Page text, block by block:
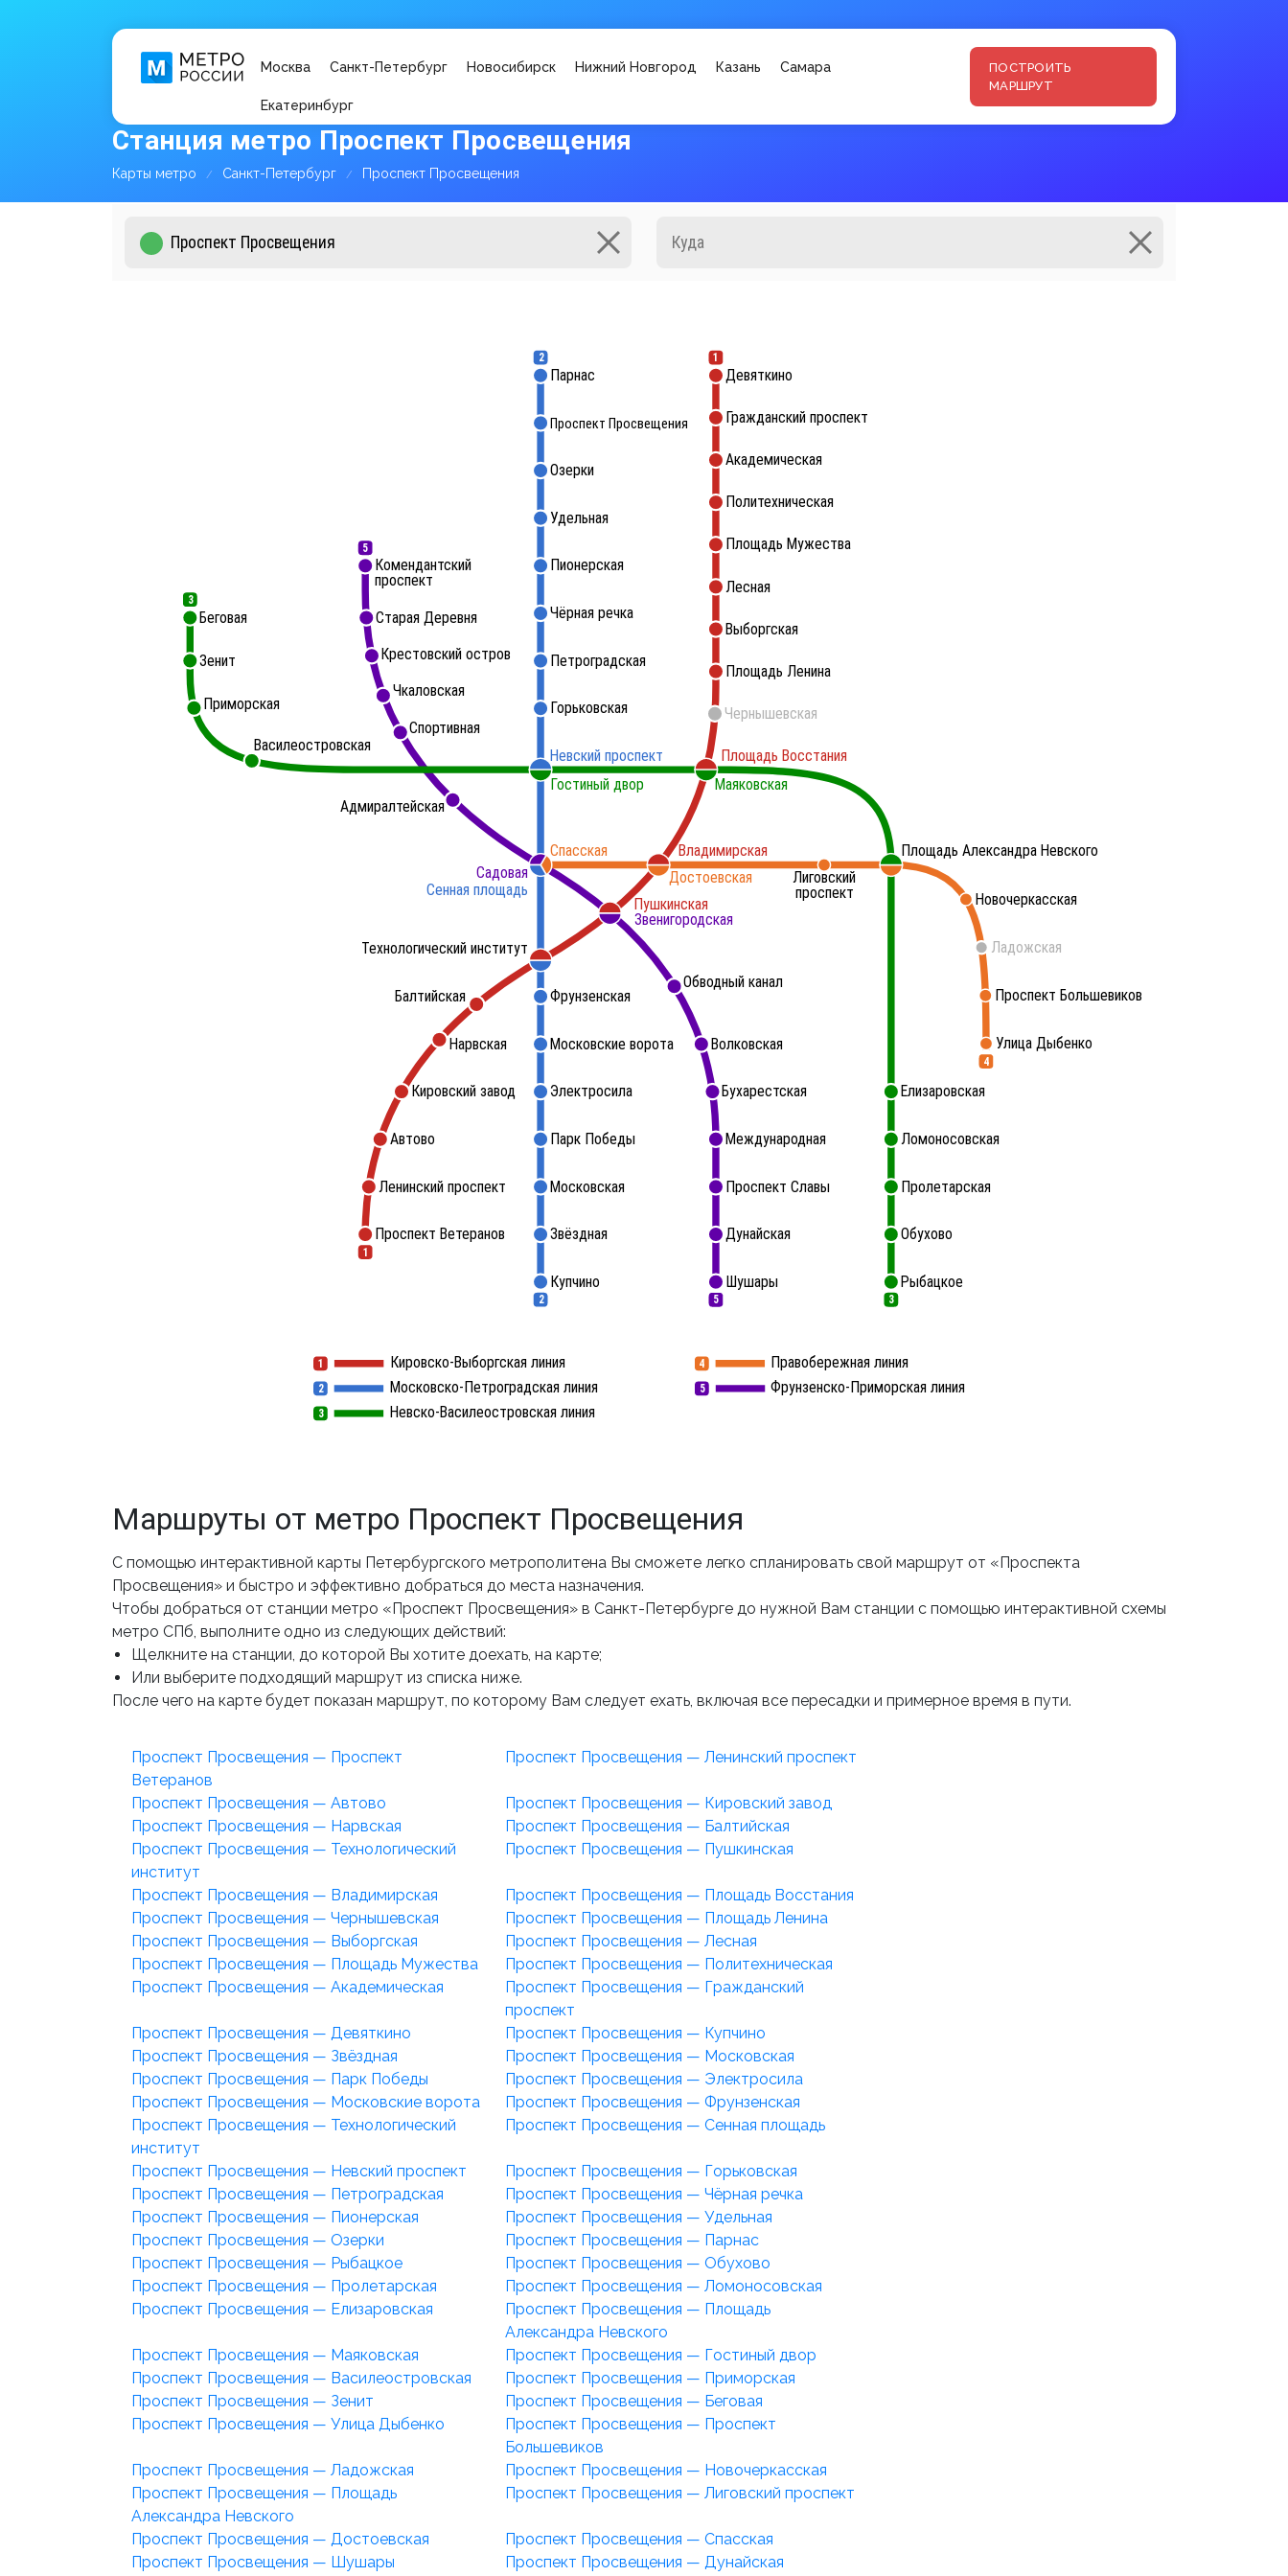
Москва Санкт-Петербург Новосибирск Нижний Новгород Казань Самара
Екатеринбург
ПОСТРОИТЬ
МАРШРУТ
Станция метро Проспект Просвещения
Карты метро Санкт-Петербург Проспект Просвещения
Кировско-Выборгская линия
Московско-Петроградская линия
Невско-Василеостровская линия
Правобережная линия
1
2
3
4
Фрунзенско-Приморская линия
5
1
2
3
1
2 5 3
4
3
5
2 1
Проспект Ветеранов
Балтийская
Московские ворота Волковская
Обводный канал
Бухарестская
Международная
Достоевская
Владимирская
Лиговский
проспект
Спасская
Садовая
Сенная площадь
Звенигородская
Пушкинская
Ленинский проспект
Автово
Кировский завод
Нарвская
Технологический институт
Купчино
Звёздная
Московская
Фрунзенская
Парк Победы
Электросила
Адмиралтейская
Спортивная
Василеостровская
Приморская
Чкаловская
Крестовский остров
Старая Деревня
Комендантский
проспект
Невский проспект
Гостиный двор Маяковская
Площадь Восстания
Площадь Александра Невского
Новочеркасская
Ладожская
Проспект Большевиков
Улица Дыбенко
Рыбацкое
Обухово
Пролетарская
Ломоносовская
Елизаровская
Горьковская
Петроградская
Чёрная речка
Пионерская
Удельная
Озерки
Проспект Просвещения
Парнас
Чернышевская
Площадь Ленина
Выборгская
Лесная
Площадь Мужества
Политехническая
Академическая
Гражданский проспект
Девяткино
Зенит
Беговая
Проспект Славы
Дунайская
Шушары
Маршруты от метро Проспект Просвещения
С помощью интерактивной карты Петербургского метрополитена Вы сможете легко спланировать свой маршрут от «Проспекта
Просвещения» и быстро и эффективно добраться до места назначения.
Чтобы добраться от станции метро «Проспект Просвещения» в Санкт-Петербурге до нужной Вам станции с помощью интерактивной схемы
метро СПб, выполните одно из следующих действий:
Щелкните на станции, до которой Вы хотите доехать, на карте;
Или выберите подходящий маршрут из списка ниже.
После чего на карте будет показан маршрут, по которому Вам следует ехать, включая все пересадки и примерное время в пути.
Проспект Просвещения — Проспект
Ветеранов
Проспект Просвещения — Ленинский проспект
Проспект Просвещения — Автово
Проспект Просвещения — Кировский завод
Проспект Просвещения — Нарвская
Проспект Просвещения — Балтийская
Проспект Просвещения — Технологический
институт
Проспект Просвещения — Пушкинская
Проспект Просвещения — Владимирская
Проспект Просвещения — Площадь Восстания
Проспект Просвещения — Чернышевская
Проспект Просвещения — Площадь Ленина
Проспект Просвещения — Выборгская
Проспект Просвещения — Лесная
Проспект Просвещения — Площадь Мужества
Проспект Просвещения — Политехническая
Проспект Просвещения — Академическая
Проспект Просвещения — Гражданский
проспект
Проспект Просвещения — Девяткино
Проспект Просвещения — Купчино
Проспект Просвещения — Звёздная
Проспект Просвещения — Московская
Проспект Просвещения — Парк Победы
Проспект Просвещения — Электросила
Проспект Просвещения — Московские ворота
Проспект Просвещения — Фрунзенская
Проспект Просвещения — Технологический
институт
Проспект Просвещения — Сенная площадь
Проспект Просвещения — Невский проспект
Проспект Просвещения — Горьковская
Проспект Просвещения — Петроградская
Проспект Просвещения — Чёрная речка
Проспект Просвещения — Пионерская
Проспект Просвещения — Удельная
Проспект Просвещения — Озерки
Проспект Просвещения — Парнас
Проспект Просвещения — Рыбацкое
Проспект Просвещения — Обухово
Проспект Просвещения — Пролетарская
Проспект Просвещения — Ломоносовская
Проспект Просвещения — Елизаровская
Проспект Просвещения — Площадь
Александра Невского
Проспект Просвещения — Маяковская
Проспект Просвещения — Гостиный двор
Проспект Просвещения — Василеостровская
Проспект Просвещения — Приморская
Проспект Просвещения — Зенит
Проспект Просвещения — Беговая
Проспект Просвещения — Улица Дыбенко
Проспект Просвещения — Проспект
Большевиков
Проспект Просвещения — Ладожская
Проспект Просвещения — Новочеркасская
Проспект Просвещения — Площадь
Александра Невского
Проспект Просвещения — Лиговский проспект
Проспект Просвещения — Достоевская
Проспект Просвещения — Спасская
Проспект Просвещения — Шушары
Проспект Просвещения — Дунайская